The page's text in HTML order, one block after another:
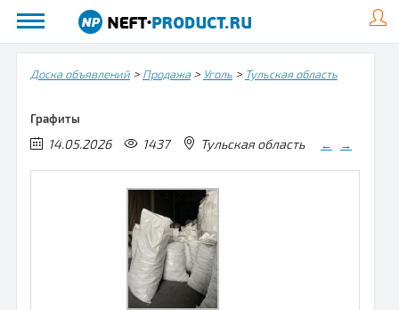
Доска объявлений> Продажа> Уголь> Тульская область
Графиты
14.05.2026 1437 Тульская область ← →